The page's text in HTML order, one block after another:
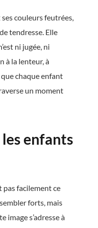
couleurs feutrées,
tendresse. Elle
ni jugée, ni
à la lenteur, à
que chaque enfant
un moment
enfants
facilement ce
forts, mais
image s’adresse à